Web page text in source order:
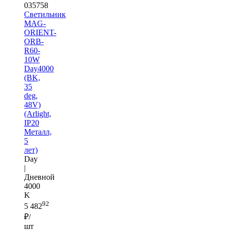
035758
Светильник
MAG-
ORIENT-
ORB-
R60-
10W
Day4000
(BK,
35
deg,
48V)
(Arlight,
IP20
Металл,
5
лет)
Day
|
Дневной
4000
K
5 48292
₽/
шт